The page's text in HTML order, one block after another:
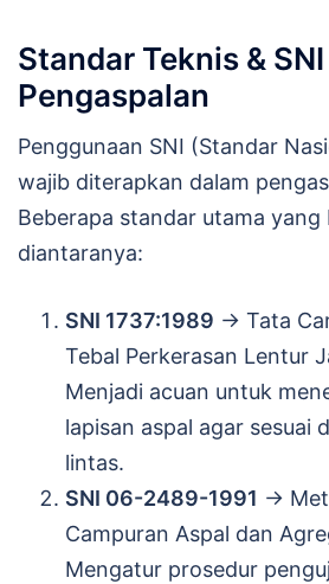
Standar Teknis &
Pengaspalan
Penggunaan SNI (Standar
wajib diterapkan dalam
Beberapa standar utama yang
diantaranya:
SNI 1737:1989 → Tata
Tebal Perkerasan Lentur
Menjadi acuan untuk
lapisan aspal agar sesuai
lintas.
SNI 06-2489-1991 →
Campuran Aspal dan
Mengatur prosedur